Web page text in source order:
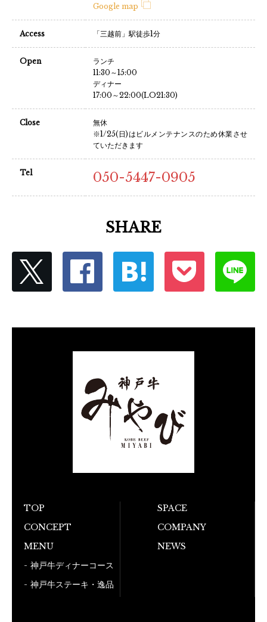
Google map
Access 「三越前」駅徒歩1分
Open
ランチ
11:30～15:00
ディナー
17:00～22:00(LO21:30)
Close
無休
※1/25(日)はビルメンテナンスのため休業させ
ていただきます
Tel 050-5447-0905
SHARE
TOP
CONCEPT
MENU
神戸牛ディナーコース
神戸牛ステーキ・逸品
SPACE
COMPANY
NEWS
お電話でのご予